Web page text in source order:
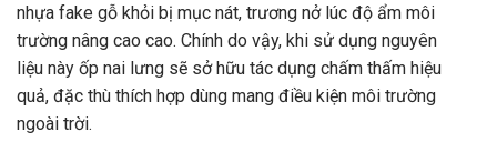
nhựa fake gỗ khỏi bị mục nát, trương nở lúc độ ẩm môi
trường nâng cao cao. Chính do vậy, khi sử dụng nguyên
liệu này ốp nai lưng sẽ sở hữu tác dụng chấm thấm hiệu
quả, đặc thù thích hợp dùng mang điều kiện môi trường
ngoài trời.